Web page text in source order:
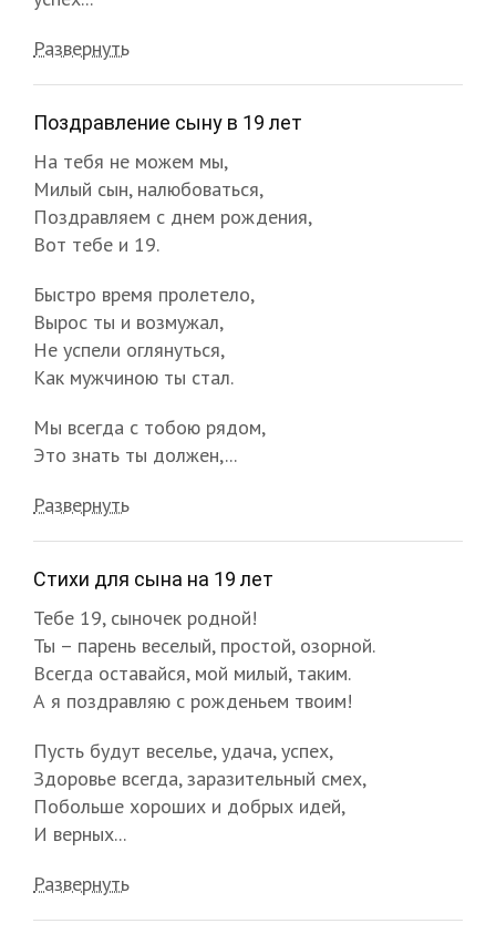
Развернуть
Поздравление сыну в 19 лет
На тебя не можем мы,
Милый сын, налюбоваться,
Поздравляем с днем рождения,
Вот тебе и 19.
Быстро время пролетело,
Вырос ты и возмужал,
Не успели оглянуться,
Как мужчиною ты стал.
Мы всегда с тобою рядом,
Это знать ты должен,...
Развернуть
Стихи для сына на 19 лет
Тебе 19, сыночек родной!
Ты – парень веселый, простой, озорной.
Всегда оставайся, мой милый, таким.
А я поздравляю с рожденьем твоим!
Пусть будут веселье, удача, успех,
Здоровье всегда, заразительный смех,
Побольше хороших и добрых идей,
И верных...
Развернуть